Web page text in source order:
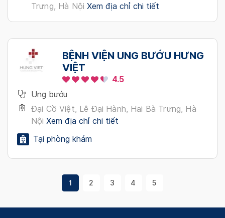
Trưng, Hà Nội Xem địa chỉ chi tiết
BỆNH VIỆN UNG BƯỚU HƯNG
VIỆT
4.5
Ung bướu
Đại Cồ Việt, Lê Đại Hành, Hai Bà Trưng, Hà
Nội Xem địa chỉ chi tiết
Tại phòng khám
1 2 3 4 5